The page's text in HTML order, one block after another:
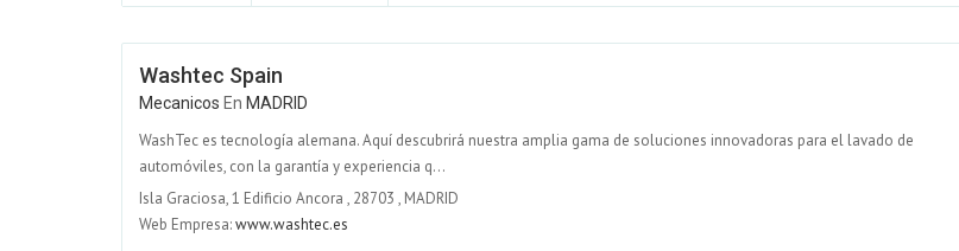
Washtec Spain
Mecanicos En MADRID
WashTec es tecnología alemana. Aquí descubrirá nuestra amplia gama de soluciones innovadoras para el lavado de
automóviles, con la garantía y experiencia q...
Isla Graciosa, 1 Edificio Ancora , 28703 , MADRID
Web Empresa:www.washtec.es